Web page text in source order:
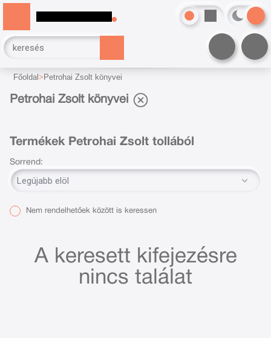
Főoldal Petrohai Zsolt könyvei
Petrohai Zsolt könyvei
Termékek Petrohai Zsolt tollából
Sorrend:
Nem rendelhetőek között is keressen
A keresett kifejezésre
nincs találat